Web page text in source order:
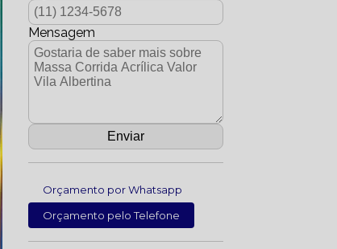
Mensagem
Orçamento por Whatsapp
Orçamento pelo Telefone